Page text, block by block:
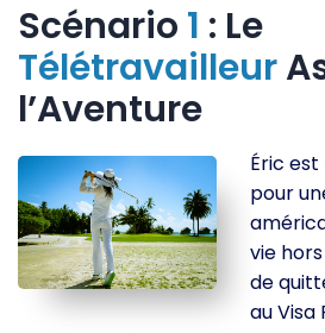
Scénario 1 : Le
Télétravailleur
l’Aventure
Éric est
pour
vie
de
au Visa